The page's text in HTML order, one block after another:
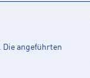
angeführten